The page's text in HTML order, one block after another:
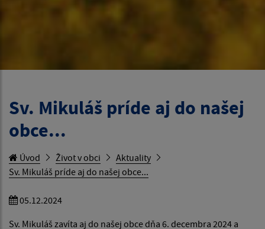
Sv. Mikuláš príde aj do našej
obce...
Úvod Život v obci
Aktuality
Sv. Mikuláš príde aj do našej obce...
05.12.2024
Sv. Mikuláš zavíta aj do našej obce dňa 6. decembra 2024 a